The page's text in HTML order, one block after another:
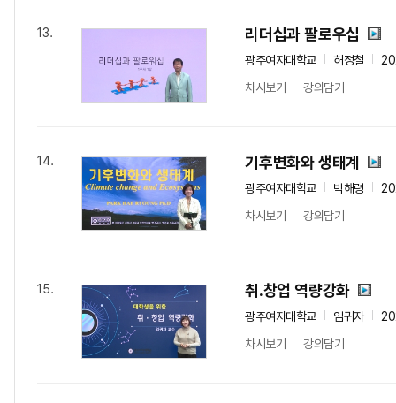
13. 리더십과 팔로우십
광주여자대학교 허정철
차시보기
강의담기
14. 기후변화와 생태계
광주여자대학교 박해령
차시보기
강의담기
15. 취.창업 역량강화
광주여자대학교 임귀자
차시보기
강의담기